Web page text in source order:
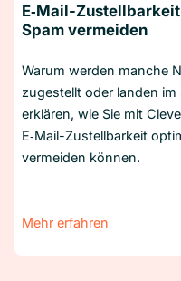
E‑Mail-
Spam vermeiden
Warum werden manche
zugestellt oder landen im
erklären, wie Sie mit
E‑Mail-Zustellbarkeit
vermeiden können.
Mehr erfahren